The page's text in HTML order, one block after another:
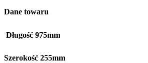
Dane towaru
Długość 975mm
Szerokość 255mm